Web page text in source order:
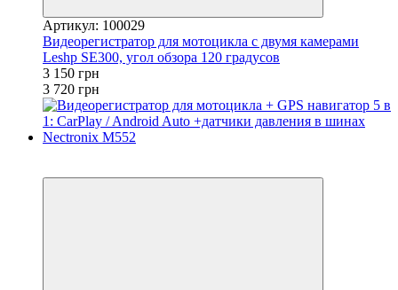
Артикул: 100029
Видеорегистратор для мотоцикла с двумя камерами
Leshp SE300, угол обзора 120 градусов
3 150 грн
3 720 грн